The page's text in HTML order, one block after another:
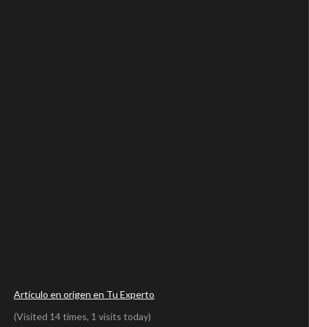
Articulo en origen en Tu Experto
(Visited 14 times, 1 visits today)